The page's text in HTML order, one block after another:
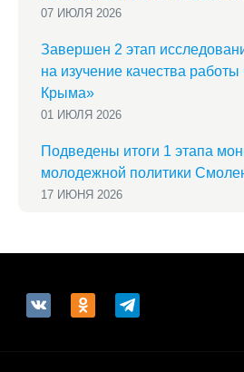
07 ИЮЛЯ 2026
Завершен 2 этап
на изучение качества
Крыма»
01 ИЮЛЯ 2026
Подведены итоги 1 этапа
молодежной политики
17 ИЮНЯ 2026
vkontakteodnoklassniki
telegram